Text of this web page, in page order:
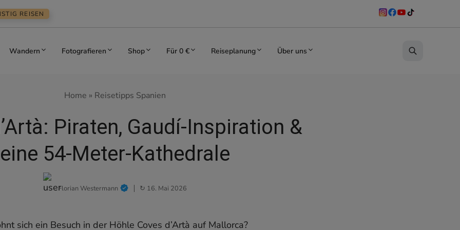
REISEN
Wandern Fotografieren Shop Für 0 € Reiseplanung Über uns
Home » Reisetipps Spanien
Piraten, Gaudí-Inspiration &
eine 54-Meter-Kathedrale
Florian Westermann ↻ 16. Mai 2026